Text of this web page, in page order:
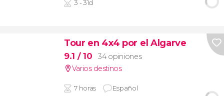
3 - 31d
Tour en 4x4 por el Algarve
9.1 / 10
34 opiniones
Varios destinos
7 horas Español